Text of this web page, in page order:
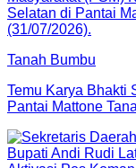
Tanah Bumbu
Temu Karya Bhakti
Pantai Mattone